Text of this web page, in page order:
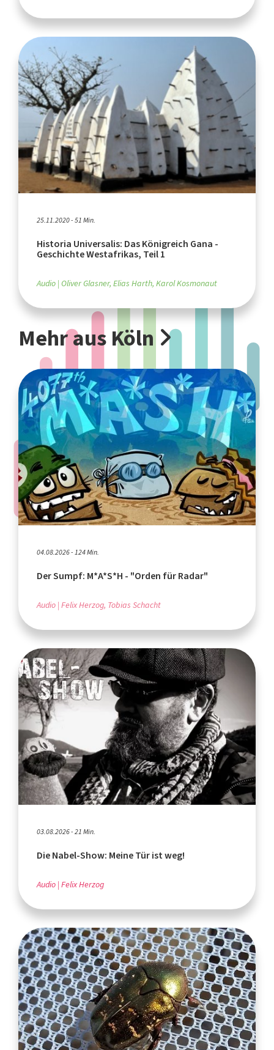
25.11.2020 - 51 Min.
Historia Universalis: Das Königreich Gana -
Geschichte Westafrikas, Teil 1
Audio Oliver Glasner, Elias Harth, Karol Kosmonaut
Mehr aus Köln
04.08.2026 - 124 Min.
Der Sumpf: M*A*S*H - "Orden für Radar"
Audio Felix Herzog, Tobias Schacht
03.08.2026 - 21 Min.
Die Nabel-Show: Meine Tür ist weg!
Audio Felix Herzog